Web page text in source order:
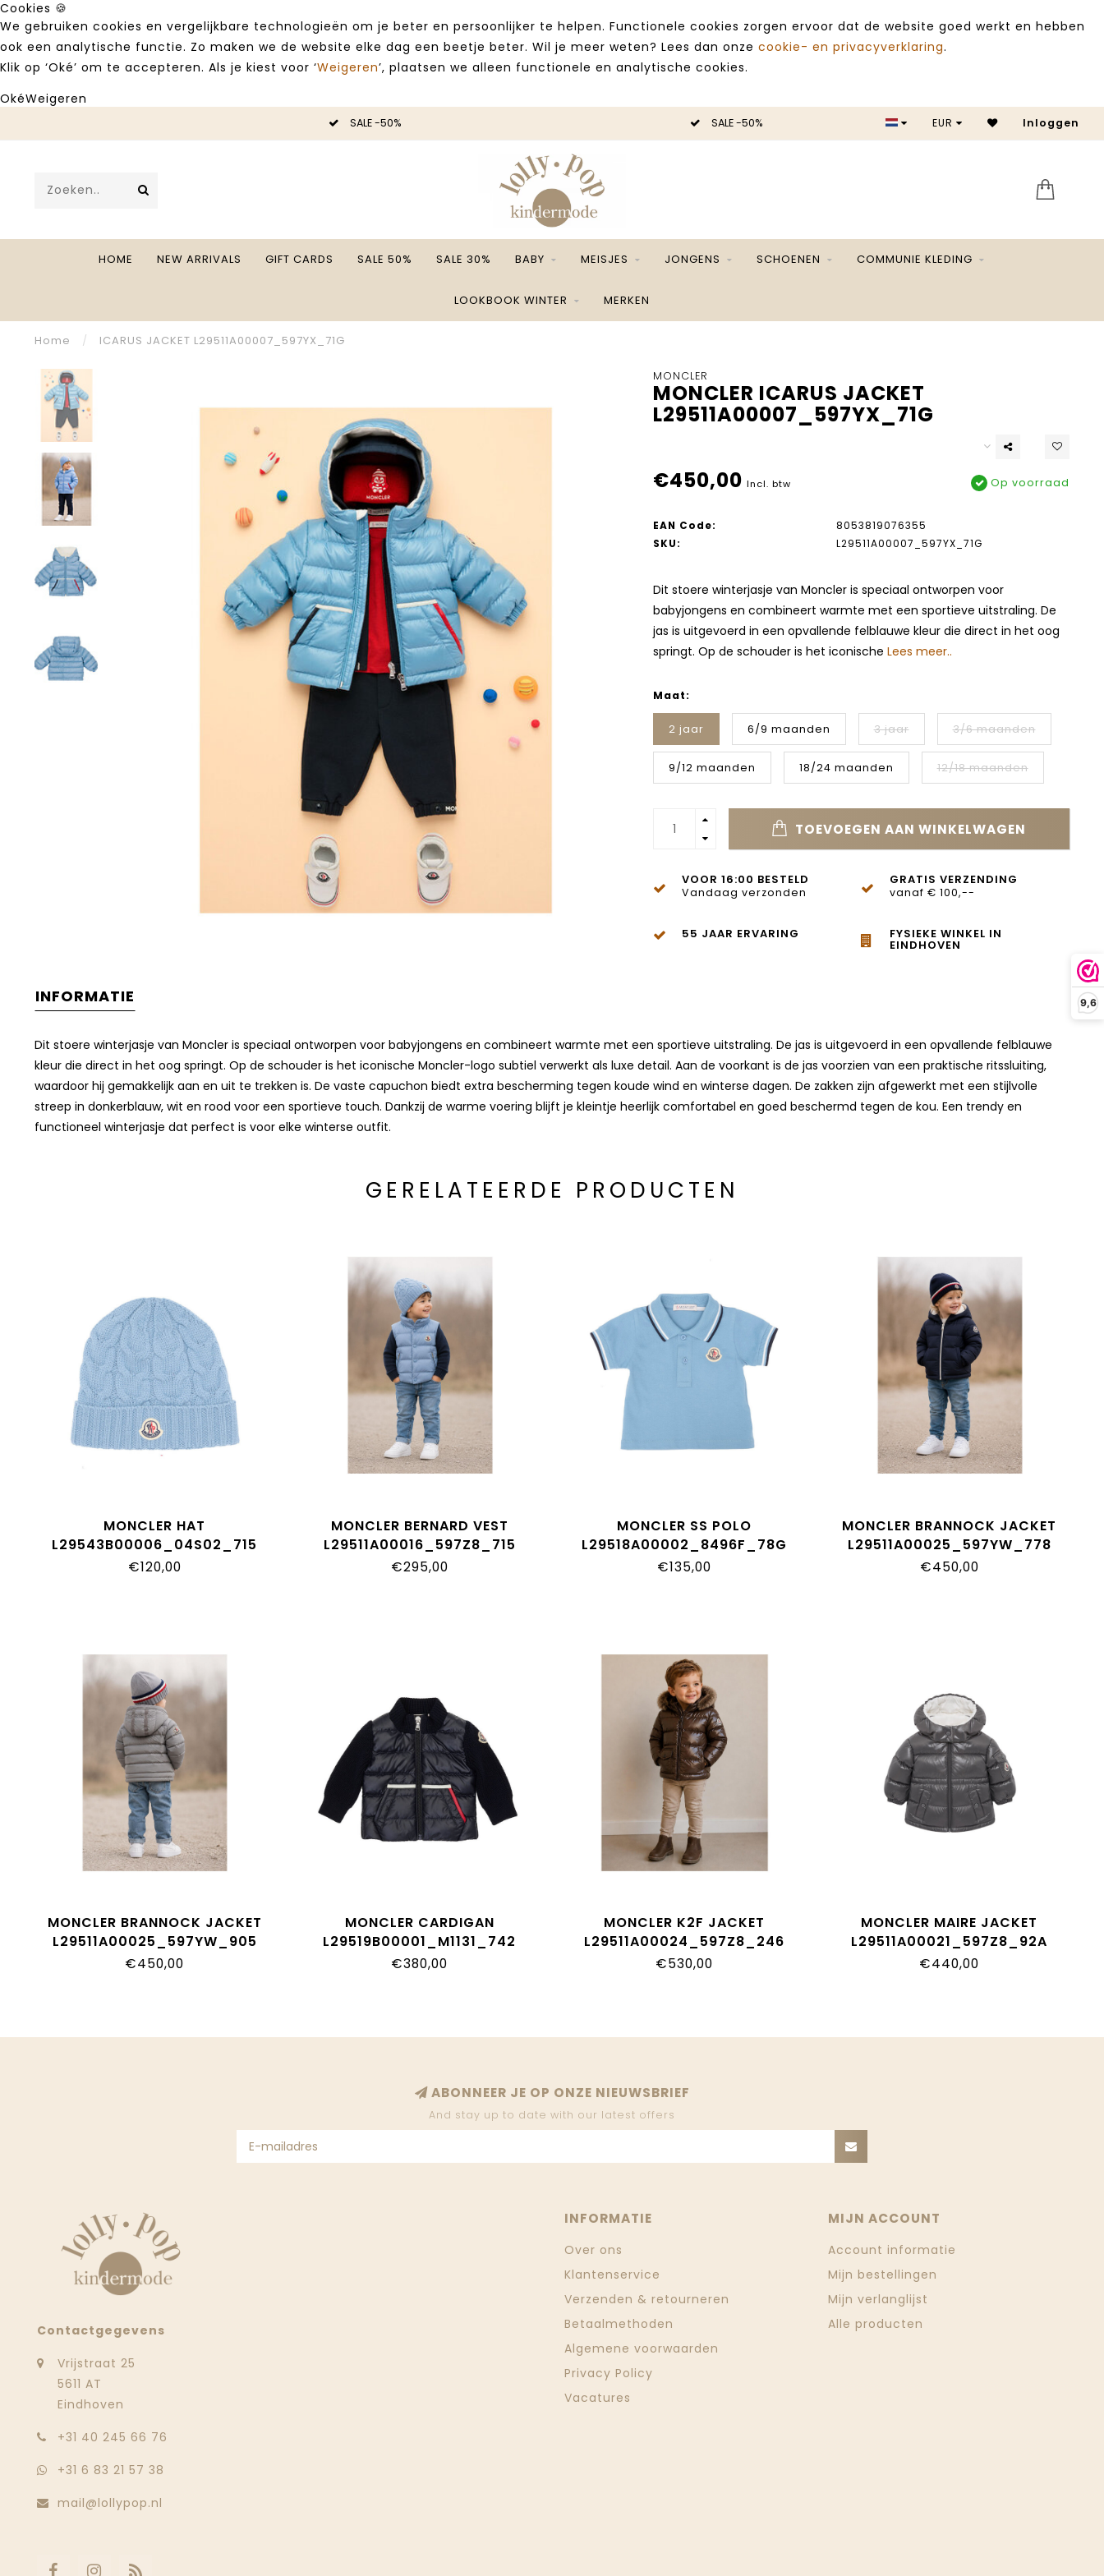
9,6
Cookies 🍪
We gebruiken cookies en vergelijkbare technologieën om je beter en persoonlijker te helpen. Functionele cookies zorgen ervoor dat de website goed werkt en hebben
ook een analytische functie. Zo maken we de website elke dag een beetje beter. Wil je meer weten? Lees dan onze cookie- en privacyverklaring.
Klik op ‘Oké’ om te accepteren. Als je kiest voor ‘Weigeren’, plaatsen we alleen functionele en analytische cookies.
OkéWeigeren
SALE -50% SALE -50% SALE
EUR Inloggen
HOME NEW ARRIVALS GIFT CARDS SALE 50% SALE 30% BABY MEISJES JONGENS SCHOENEN COMMUNIE KLEDING
LOOKBOOK WINTER MERKEN
Home / ICARUS JACKET L29511A00007_597YX_71G
MONCLER
MONCLER ICARUS JACKET
L29511A00007_597YX_71G
€450,00 Incl. btw Op voorraad
EAN Code:
8053819076355
SKU:
L29511A00007_597YX_71G
Dit stoere winterjasje van Moncler is speciaal ontworpen voor
babyjongens en combineert warmte met een sportieve uitstraling. De
jas is uitgevoerd in een opvallende felblauwe kleur die direct in het oog
springt. Op de schouder is het iconische Lees meer..
Maat:
2 jaar 6/9 maanden 3 jaar 3/6 maanden
9/12 maanden 18/24 maanden 12/18 maanden
TOEVOEGEN AAN WINKELWAGEN
VOOR 16:00 BESTELD
Vandaag verzonden
GRATIS VERZENDING
vanaf € 100,--
55 JAAR ERVARING FYSIEKE WINKEL IN
EINDHOVEN
INFORMATIE
Dit stoere winterjasje van Moncler is speciaal ontworpen voor babyjongens en combineert warmte met een sportieve uitstraling. De jas is uitgevoerd in een opvallende felblauwe
kleur die direct in het oog springt. Op de schouder is het iconische Moncler-logo subtiel verwerkt als luxe detail. Aan de voorkant is de jas voorzien van een praktische ritssluiting,
waardoor hij gemakkelijk aan en uit te trekken is. De vaste capuchon biedt extra bescherming tegen koude wind en winterse dagen. De zakken zijn afgewerkt met een stijlvolle
streep in donkerblauw, wit en rood voor een sportieve touch. Dankzij de warme voering blijft je kleintje heerlijk comfortabel en goed beschermd tegen de kou. Een trendy en
functioneel winterjasje dat perfect is voor elke winterse outfit.
GERELATEERDE PRODUCTEN
MONCLER HAT
L29543B00006_04S02_715
€120,00
MONCLER BERNARD VEST
L29511A00016_597Z8_715
€295,00
MONCLER SS POLO
L29518A00002_8496F_78G
€135,00
MONCLER BRANNOCK JACKET
L29511A00025_597YW_778
€450,00
MONCLER BRANNOCK JACKET
L29511A00025_597YW_905
€450,00
MONCLER CARDIGAN
L29519B00001_M1131_742
€380,00
MONCLER K2F JACKET
L29511A00024_597Z8_246
€530,00
MONCLER MAIRE JACKET
L29511A00021_597Z8_92A
€440,00
ABONNEER JE OP ONZE NIEUWSBRIEF
And stay up to date with our latest offers
Contactgegevens
Vrijstraat 25
5611 AT
Eindhoven
‭+31 40 245 66 76
+31 6 83 21 57 38
mail@lollypop.nl
INFORMATIE
Over ons
Klantenservice
Verzenden & retourneren
Betaalmethoden
Algemene voorwaarden
Privacy Policy
Vacatures
MIJN ACCOUNT
Account informatie
Mijn bestellingen
Mijn verlanglijst
Alle producten